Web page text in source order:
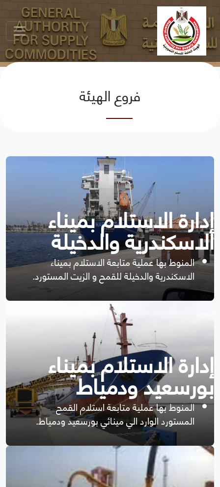
فروع الهيئة
إدارة الاستلام بميناء
الاسكندرية والدخيلة
المنوط بها عملية متابعة الاستلام بميناء
الاسكندرية والدخيلة للقمح و الزيت المستورد.
إدارة الاستلام بميناء
بورسعيد ودمياط
المنوط بها عملية متابعة استلام القمح
المستورد الوارد الي مينائي بورسعيد ودمياط.